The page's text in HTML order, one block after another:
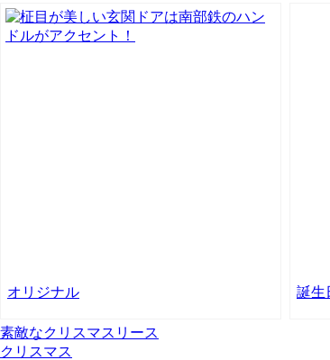
オリジナル 誕生
素敵なクリスマスリース
クリスマス